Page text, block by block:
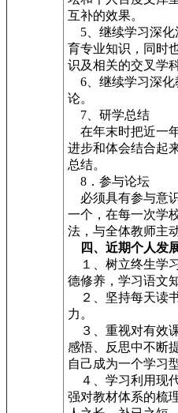
互补的效果。
5、继续学习深化
育专业知识，同时
识及相关的交叉学
6、继续学习深化
论。
7、研学总结
在年末时把近一
进步和体会结合起
总结。
8．参与论坛
必须具有参与意
一个，在每一次学
法，与全体教师主
四、近期个人发
１、树立终生学
德修养，学习语文
２、坚持每天读
力。
３、重视对有效
感悟、反思中不断
自己成为一个学习
４、学习利用现
强对教材体系的梳